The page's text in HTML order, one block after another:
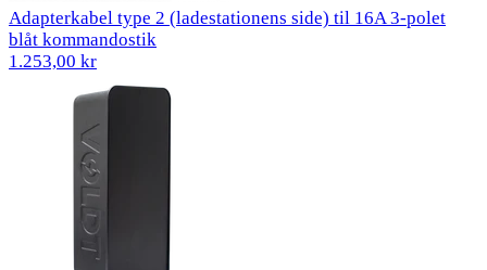
Adapterkabel type 2 (ladestationens side) til 16A 3-polet
blåt kommandostik
1.253,00 kr